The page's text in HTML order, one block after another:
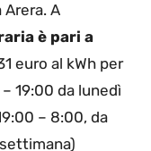
A
è pari a
euro al kWh per
19:00 da lunedì
– 8:00, da